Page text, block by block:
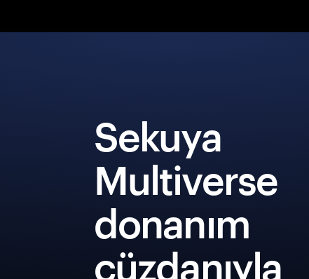
Sekuya
Multiverse
donanım
cüzdanıyla